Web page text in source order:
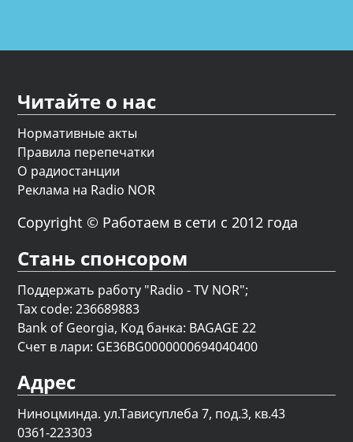
Читайте о нас
Нормативные акты
Правила перепечатки
О радиостанции
Реклама на Radio NOR
Copyright © Работаем в сети с 2012 года
Стань спонсором
Поддержать работу "Radio - TV NOR";
Tax code: 236689883
Bank of Georgia, Код банка: BAGAGE 22
Счет в лари: GE36BG0000000694040400
Адрес
Ниноцминда. ул.Тависуплеба 7, под.3, кв.43
0361-223303